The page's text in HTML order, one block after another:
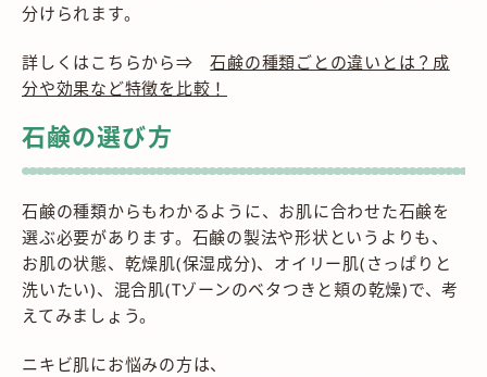
分けられます。
詳しくはこちらから⇒石鹸の種類ごとの違いとは？成
分や効果など特徴を比較！
石鹸の選び方
石鹸の種類からもわかるように、お肌に合わせた石鹸を
選ぶ必要があります。石鹸の製法や形状というよりも、
お肌の状態、乾燥肌(保湿成分)、オイリー肌(さっぱりと
洗いたい)、混合肌(Tゾーンのベタつきと頬の乾燥)で、考
えてみましょう。
ニキビ肌にお悩みの方は、